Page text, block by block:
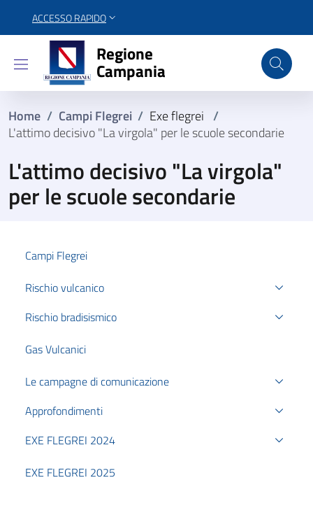
ACCESSO RAPIDO
Regione Campania
Regione
Campania
Home / Campi Flegrei / Exe flegrei /
L'attimo decisivo "La virgola" per le scuole secondarie
L'attimo decisivo "La virgola"
per le scuole secondarie
Campi Flegrei
Rischio vulcanico
Rischio bradisismico
Gas Vulcanici
Le campagne di comunicazione
Approfondimenti
EXE FLEGREI 2024
EXE FLEGREI 2025